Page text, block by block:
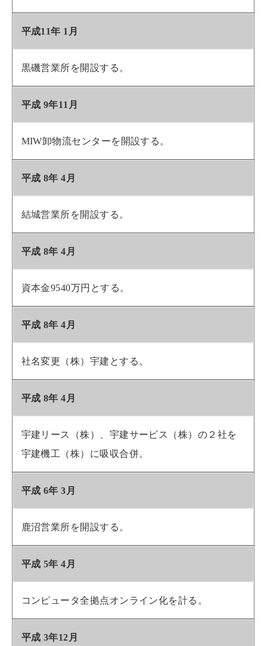
平成11年 1月
黒磯営業所を開設する。
平成 9年11月
MIW卸物流センターを開設する。
平成 8年 4月
結城営業所を開設する。
平成 8年 4月
資本金9540万円とする。
平成 8年 4月
社名変更（株）宇建とする。
平成 8年 4月
宇建リース（株）、宇建サービス（株）の２社を
宇建機工（株）に吸収合併。
平成 6年 3月
鹿沼営業所を開設する。
平成 5年 4月
コンピュータ全拠点オンライン化を計る。
平成 3年12月